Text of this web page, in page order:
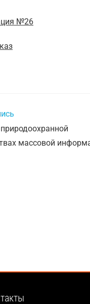
№26
массовой